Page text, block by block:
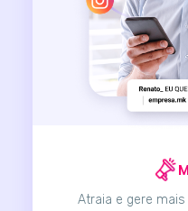
Atraia e gere